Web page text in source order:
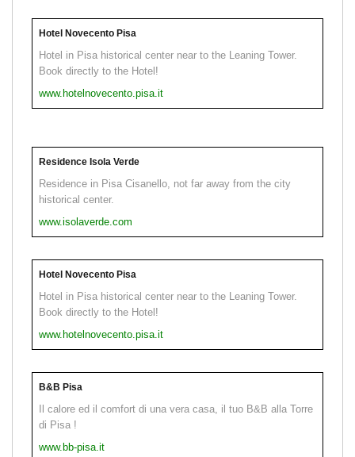
Hotel Novecento Pisa
Hotel in Pisa historical center near to the Leaning Tower.
Book directly to the Hotel!
www.hotelnovecento.pisa.it
Residence Isola Verde
Residence in Pisa Cisanello, not far away from the city
historical center.
www.isolaverde.com
Hotel Novecento Pisa
Hotel in Pisa historical center near to the Leaning Tower.
Book directly to the Hotel!
www.hotelnovecento.pisa.it
B&B Pisa
Il calore ed il comfort di una vera casa, il tuo B&B alla Torre
di Pisa !
www.bb-pisa.it